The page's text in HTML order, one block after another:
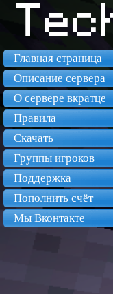
Главная страница
Описание сервера
О сервере вкратце
Правила
Скачать
Группы игроков
Поддержка
Пополнить счёт
Мы Вконтакте